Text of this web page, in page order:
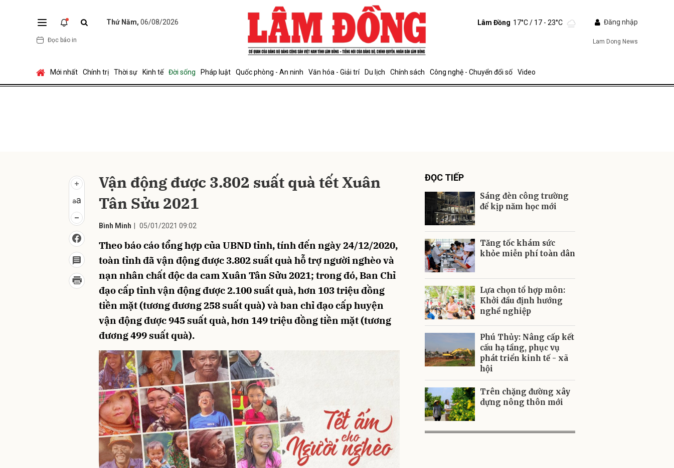
Thứ Năm, 06/08/2026
Đọc báo in
Lâm Đồng 17°C/ 17 - 23°C Đăng nhập
Lam Dong News
Mới nhất Chính trị Thời sự Kinh tế Đời sống Pháp luật Quốc phòng - An ninh Văn hóa - Giải trí Du lịch Chính sách Công nghệ - Chuyển đổi số Video
Vận động được 3.802 suất quà tết Xuân
Tân Sửu 2021
Bình Minh 05/01/2021 09:02
Theo báo cáo tổng hợp của UBND tỉnh, tính đến ngày 24/12/2020,
toàn tỉnh đã vận động được 3.802 suất quà hỗ trợ người nghèo và
nạn nhân chất độc da cam Xuân Tân Sửu 2021; trong đó, Ban Chỉ
đạo cấp tỉnh vận động được 2.100 suất quà, hơn 103 triệu đồng
tiền mặt (tương đương 258 suất quà) và ban chỉ đạo cấp huyện
vận động được 945 suất quà, hơn 149 triệu đồng tiền mặt (tương
đương 499 suất quà).
ĐỌC TIẾP
Sáng đèn công trường
để kịp năm học mới
Tăng tốc khám sức
khỏe miễn phí toàn dân
Lựa chọn tổ hợp môn:
Khởi đầu định hướng
nghề nghiệp
Phú Thủy: Nâng cấp kết
cấu hạ tầng, phục vụ
phát triển kinh tế - xã
hội
Trên chặng đường xây
dựng nông thôn mới
Gửi bình luận